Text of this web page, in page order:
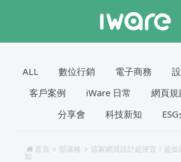
ALL 數位行銷 電子商務
客戶案例
iWare 日常 網頁規
分享會
科技新知
首頁 部落格 這家網頁設計超便宜！超
知